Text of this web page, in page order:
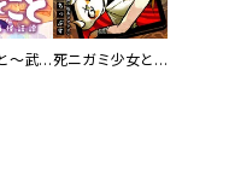
かのとこと～武蔵花町怪話譚～ 【連載版】 死ニガミ少女とスマホ神